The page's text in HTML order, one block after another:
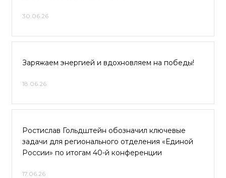
30.06.26
Заряжаем энергией и вдохновляем на победы!
18.06.26
Ростислав Гольдштейн обозначил ключевые
задачи для регионального отделения «Единой
России» по итогам 40-й конференции
17.06.26